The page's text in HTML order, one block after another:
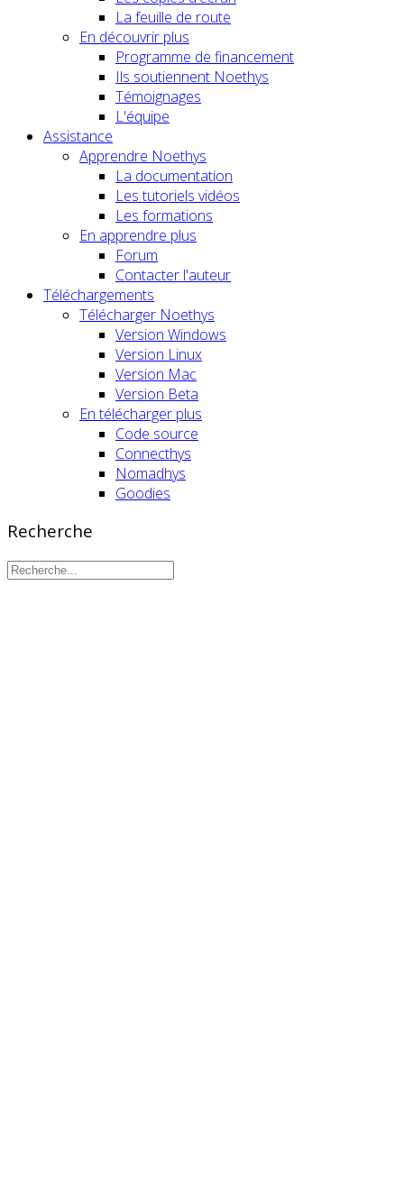
La feuille de route
En découvrir plus
Programme de financement
Ils soutiennent Noethys
Témoignages
L'équipe
Assistance
Apprendre Noethys
La documentation
Les tutoriels vidéos
Les formations
En apprendre plus
Forum
Contacter l'auteur
Téléchargements
Télécharger Noethys
Version Windows
Version Linux
Version Mac
Version Beta
En télécharger plus
Code source
Connecthys
Nomadhys
Goodies
Recherche